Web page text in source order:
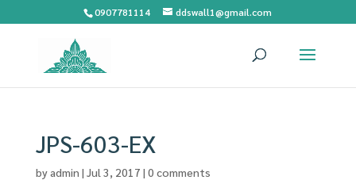
0907781114 ddswall1@gmail.com
JPS-603-EX
byadmin | Jul 3, 2017 | 0 comments